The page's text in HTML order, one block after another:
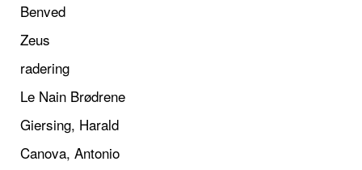
Benved
Zeus
radering
Le Nain Brødrene
Giersing, Harald
Canova, Antonio